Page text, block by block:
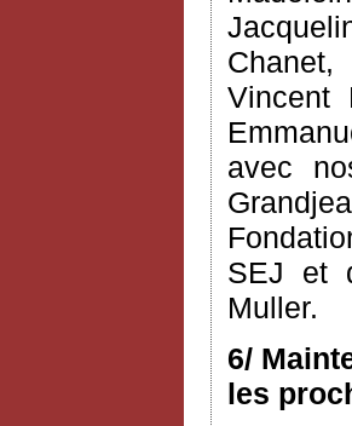
Vincent
avec
SEJ et
Muller.
6/
les